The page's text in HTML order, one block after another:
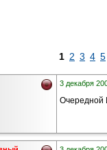
1 2 3 4 5
3 декабря
Очередной